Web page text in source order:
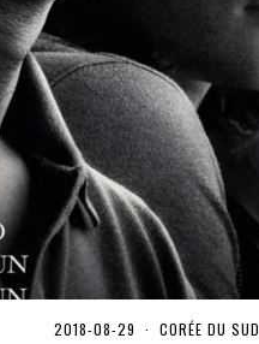
2018-08-29 CORÉE DU SUD